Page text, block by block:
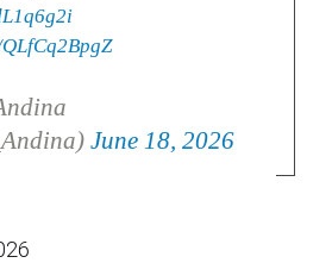
June 18, 2026